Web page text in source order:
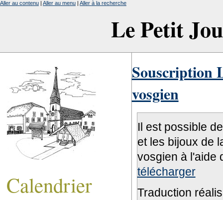
Le Petit
Aller au contenu | Aller au menu | Aller à la recherche
Souscription
vosgien
Il est possible
et les bijoux de
vosgien à l'aide
télécharger
Traduction
Calendrier